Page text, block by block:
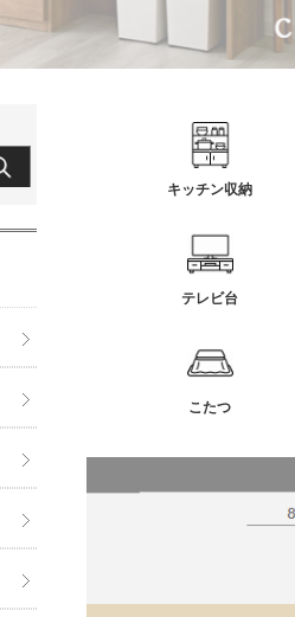
キッチン収納
テレビ台
こたつ